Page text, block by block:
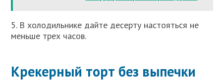
5. В холодильнике дайте десерту настояться не
меньше трех часов.
Крекерный торт без выпечки